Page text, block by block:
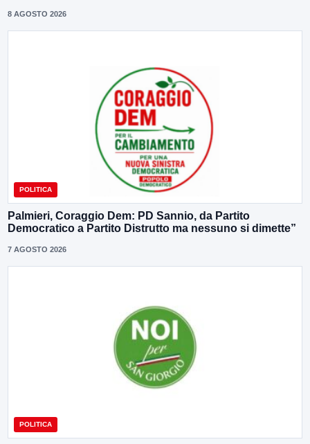
8 AGOSTO 2026
POLITICA
Palmieri, Coraggio Dem: PD Sannio, da Partito
Democratico a Partito Distrutto ma nessuno si dimette”
7 AGOSTO 2026
POLITICA